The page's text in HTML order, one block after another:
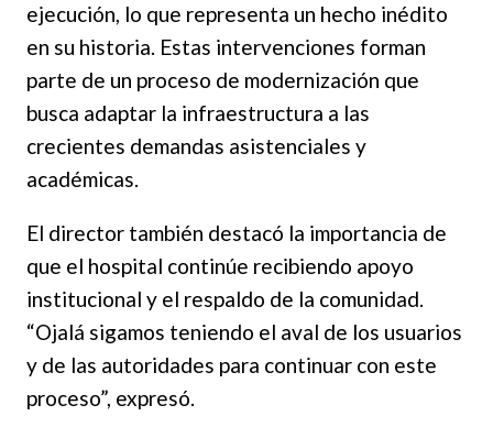
ejecución, lo que representa un hecho inédito
en su historia. Estas intervenciones forman
parte de un proceso de modernización que
busca adaptar la infraestructura a las
crecientes demandas asistenciales y
académicas.
El director también destacó la importancia de
que el hospital continúe recibiendo apoyo
institucional y el respaldo de la comunidad.
“Ojalá sigamos teniendo el aval de los usuarios
y de las autoridades para continuar con este
proceso”, expresó.